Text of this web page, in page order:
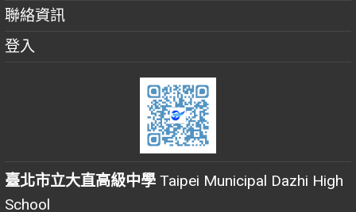
聯絡資訊
登入
臺北市立大直高級中學 Taipei Municipal Dazhi High
School